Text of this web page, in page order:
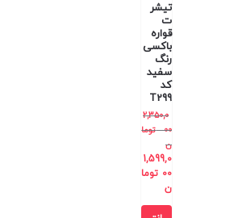
تیشر
ت
قواره
باکسی
رنگ
سفید
کد
T299
2,350,0
00
توما
ن
1,599,0
00 توما
ن